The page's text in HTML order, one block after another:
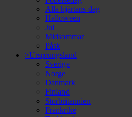
Alla hjärtans dag
Halloween
Jul
Midsommar
Påsk
>Ursprungsland
Sverige
Norge
Danmark
Finland
Storbritannien
Frankrike